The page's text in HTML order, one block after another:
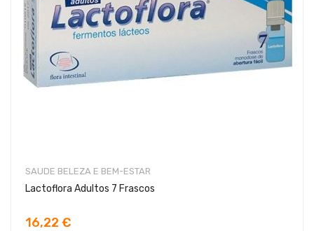
SAUDE BELEZA E BEM-ESTAR
Lactoflora Adultos 7 Frascos
16,22 €